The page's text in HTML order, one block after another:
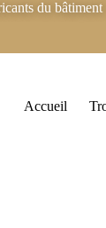
du
Accueil